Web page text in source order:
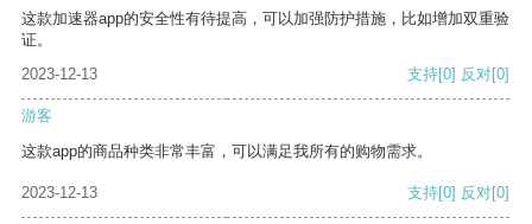
这款加速器app的安全性有待提高，可以加强防护措施，比如增加双重验
证。
2023-12-13
支持[0] 反对[0]
游客
这款app的商品种类非常丰富，可以满足我所有的购物需求。
2023-12-13 支持[0] 反对[0]